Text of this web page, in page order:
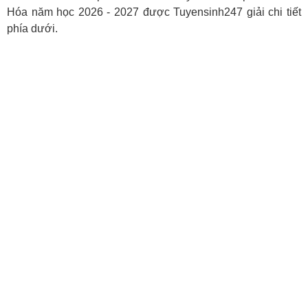
Hóa năm học 2026 - 2027 được Tuyensinh247 giải chi tiết
phía dưới.